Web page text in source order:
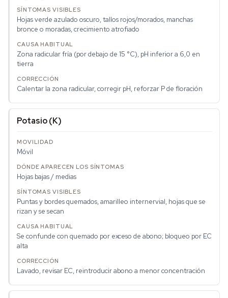
Hojas verde azulado oscuro, tallos rojos/morados, manchas
bronce o moradas, crecimiento atrofiado
Zona radicular fría (por debajo de 15 °C), pH inferior a 6,0 en
tierra
Calentar la zona radicular, corregir pH, reforzar P de floración
Potasio (K)
Móvil
Hojas bajas / medias
Puntas y bordes quemados, amarilleo internervial, hojas que se
rizan y se secan
Se confunde con quemado por exceso de abono; bloqueo por EC
alta
Lavado, revisar EC, reintroducir abono a menor concentración